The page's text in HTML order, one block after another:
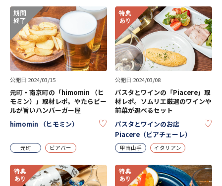
公開日:2024/03/15
元町・南京町の「himomin （ヒ
モミン）」取材レポ。やたらビー
ルが旨いハンバーガー屋
himomin （ヒモミン）
KEEP
元町 ビアバー
公開日:2024/03/08
パスタとワインの「Piacere」取
材レポ。ソムリエ厳選のワインや
前菜が選べるセット
パスタとワインのお店
Piacere（ピアチェーレ）
甲南山手 イタリアン